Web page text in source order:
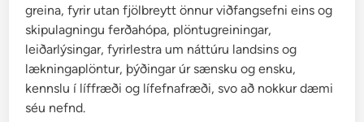
greina, fyrir utan fjölbreytt önnur viðfangsefni eins og
skipulagningu ferðahópa, plöntugreiningar,
leiðarlýsingar, fyrirlestra um náttúru landsins og
lækningaplöntur, þýðingar úr sænsku og ensku,
kennslu í líffræði og lífefnafræði, svo að nokkur dæmi
séu nefnd.